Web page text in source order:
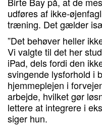
udføres af ikke-
træning. Det gælder
”Det behøver heller
Vi valgte til det her
iPad, dels fordi den
svingende lysforhold i
hjemmeplejen i
arbejde, hvilket gør
lettere at integrere i
siger hun.